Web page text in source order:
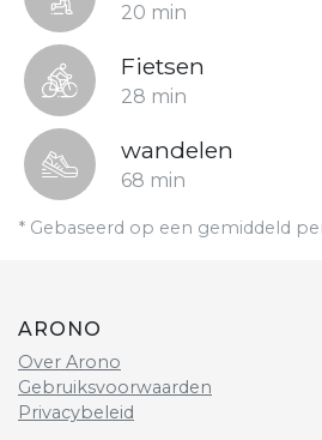
20 min
Fietsen
28 min
wandelen
68 min
* Gebaseerd op een gemiddeld
ARONO
Over Arono
Gebruiksvoorwaarden
Privacybeleid